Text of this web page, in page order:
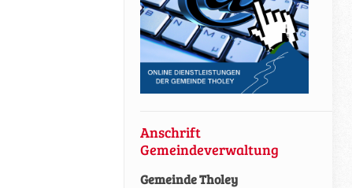
Anschrift
Gemeindeverwaltung
Gemeinde Tholey